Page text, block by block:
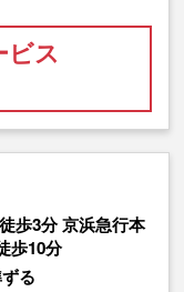
ス
歩3分 京浜急行本
歩10分
る